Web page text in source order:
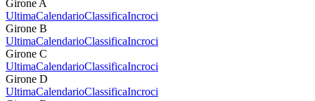
Girone A
UltimaCalendarioClassificaIncroci
Girone B
UltimaCalendarioClassificaIncroci
Girone C
UltimaCalendarioClassificaIncroci
Girone D
UltimaCalendarioClassificaIncroci